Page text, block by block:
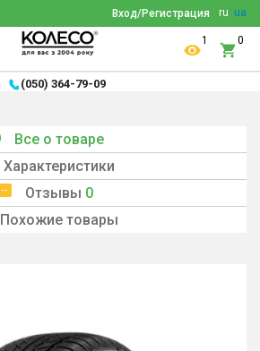
ru ua
Вход/Регистрация
1 0
(050) 364-79-09
Все о товаре
Характеристики
Отзывы 0
Похожие товары